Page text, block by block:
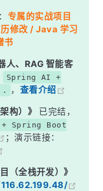
专属的实战项目
修改 / Java 学习
书
人、RAG 智能客
Spring AI +
， 查看介绍
构）》
已完结，
Spring Boot
；演示链接：
（全栈开发）》